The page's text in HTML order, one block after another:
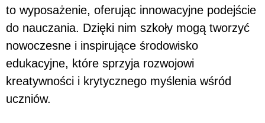
to wyposażenie, oferując innowacyjne podejście
do nauczania. Dzięki nim szkoły mogą tworzyć
nowoczesne i inspirujące środowisko
edukacyjne, które sprzyja rozwojowi
kreatywności i krytycznego myślenia wśród
uczniów.